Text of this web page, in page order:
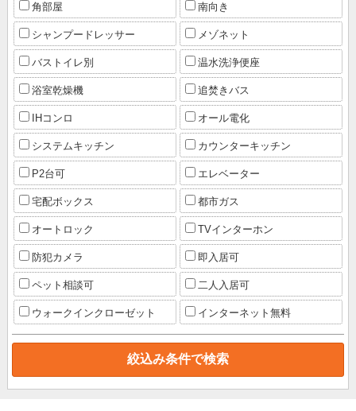
角部屋 南向き
シャンプードレッサー メゾネット
バストイレ別 温水洗浄便座
浴室乾燥機 追焚きバス
IHコンロ オール電化
システムキッチン カウンターキッチン
P2台可 エレベーター
宅配ボックス 都市ガス
オートロック TVインターホン
防犯カメラ 即入居可
ペット相談可 二人入居可
ウォークインクローゼット インターネット無料